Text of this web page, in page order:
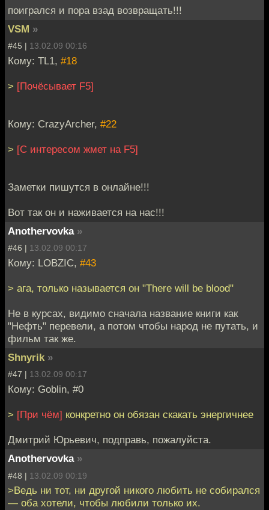
поигрался и пора взад возвращать!!!
VSM »
#45 | 13.02.09 00:16
Кому: TL1, #18
> [Почёсывает F5]
Кому: CrazyArcher, #22
> [С интересом жмет на F5]
Заметки пишутся в онлайне!!!
Вот так он и наживается на нас!!!
Anothervovka »
#46 | 13.02.09 00:17
Кому: LOBZIC, #43
> ага, только называется он "There will be blood"
Не в курсах, видимо сначала название книги как
"Нефть" перевели, а потом чтобы народ не путать, и
фильм так же.
Shnyrik »
#47 | 13.02.09 00:17
Кому: Goblin, #0
> [При чём] конкретно он обязан скакать энергичнее
Дмитрий Юрьевич, подправь, пожалуйста.
Anothervovka »
#48 | 13.02.09 00:19
>Ведь ни тот, ни другой никого любить не собирался
— оба хотели, чтобы любили только их.